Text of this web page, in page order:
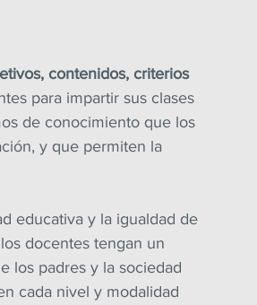
contenidos, criterios
para impartir sus clases
de conocimiento que los
y que permiten la
educativa y la igualdad de
docentes tengan un
los padres y la sociedad
cada nivel y modalidad